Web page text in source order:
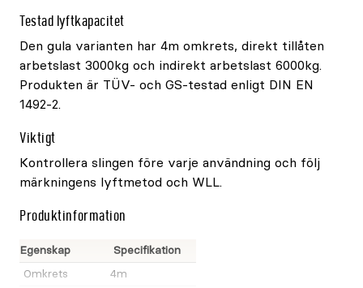
Testad lyftkapacitet
Den gula varianten har 4m omkrets, direkt tillåten
arbetslast 3000kg och indirekt arbetslast 6000kg.
Produkten är TÜV- och GS-testad enligt DIN EN
1492-2.
Viktigt
Kontrollera slingen före varje användning och följ
märkningens lyftmetod och WLL.
Produktinformation
Egenskap
Specifikation
Omkrets
4m